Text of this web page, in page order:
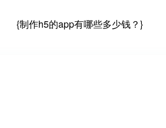
{制作h5的app有哪些多少钱？}